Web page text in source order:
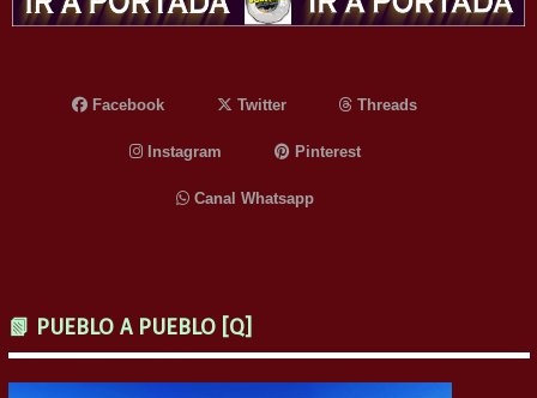
Facebook Twitter Threads
Instagram Pinterest
Canal Whatsapp
📗 PUEBLO A PUEBLO [Q]